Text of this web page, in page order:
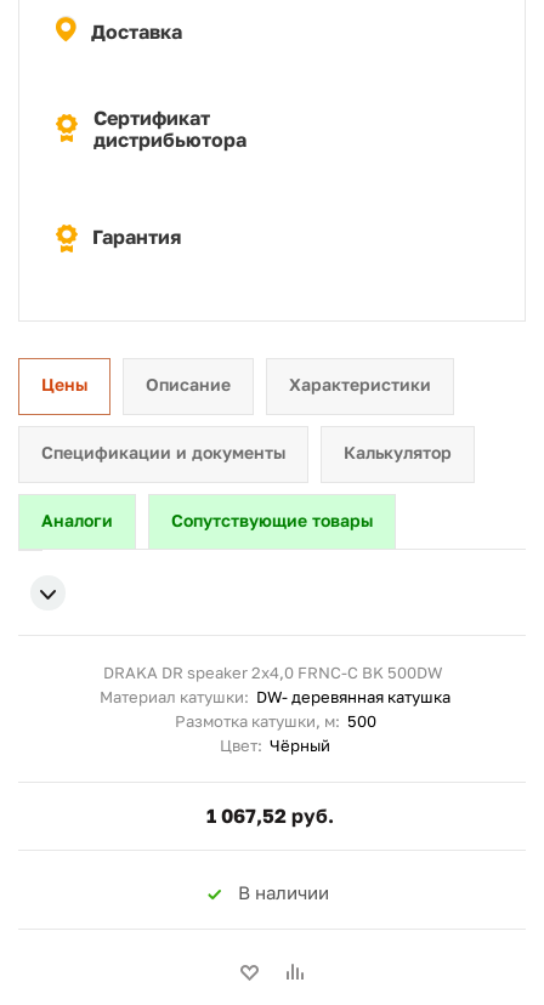
Доставка
Сертификат
дистрибьютора
Гарантия
Цены Описание Характеристики
Спецификации и документы Калькулятор
Аналоги Сопутствующие товары
DRAKA DR speaker 2x4,0 FRNC-C BK 500DW
Материал катушки: DW- деревянная катушка
Размотка катушки, м: 500
Цвет: Чёрный
1 067,52 руб.
В наличии